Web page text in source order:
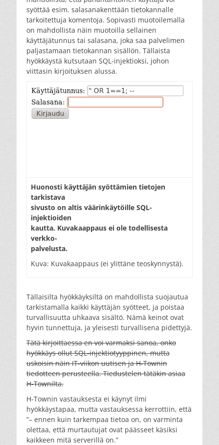
syöttää esim. salasanakenttään tietokannalle
tarkoitettuja komentoja. Sopivasti muotoilemalla
on mahdollista näin muotoilla sellainen
käyttäjätunnus tai salasana, joka saa palvelimen
paljastamaan tietokannan sisällön. Tällaista
hyökkäystä kutsutaan SQL-injektioksi, johon
viittasin kirjoituksen alussa.
Huonosti käyttäjän syöttämien tietojen
tarkistava
sivusto on altis väärinkäytöille SQL-
injektioiden
kautta. Kuvakaappaus ei ole todellisesta
verkko-
palvelusta.
Kuva: Kuvakaappaus (ei ylittäne teoskynnystä).
Tällaisilta hyökkäyksiltä on mahdollista suojautua
tarkistamalla kaikki käyttäjän syötteet, ja poistaa
turvallisuutta uhkaava sisältö. Nämä keinot ovat
hyvin tunnettuja, ja yleisesti turvallisena pidettyjä.
Tätä kirjoittaessa en voi varmaksi sanoa, onko
hyökkäys ollut SQL-injektiotyyppinen, mutta
uskoisin näin IT-viikon uutisen ja H-Townin
tiedotteen perusteella. Tiedustelen tätäkin asiaa
H-Townilta.
H-Townin vastauksesta ei käynyt ilmi
hyökkäystapaa, mutta vastauksessa kerrottiin, että
”– ennen kuin tarkempaa tietoa on, on varminta
olettaa, että murtautujat ovat päässeet käsiksi
kaikkeen mitä serverillä on.”